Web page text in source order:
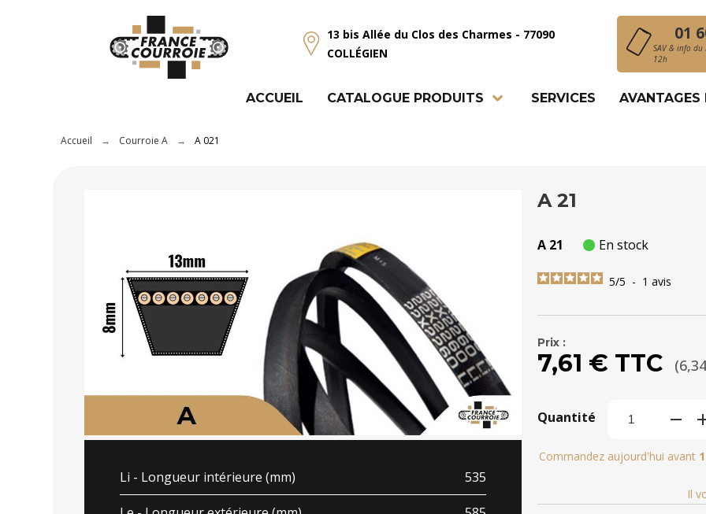
13 bis Allée du Clos des Charmes - 77090
COLLÉGIEN
01
SAV & info
12h
ACCUEIL CATALOGUE PRODUITS SERVICES AVANTAGES
Accueil Courroie A A 021
Li - Longueur intérieure (mm) 535
A 21
A 21 En stock
5/5 - 1 avis
Prix :
7,61 € TTC
Quantité
Commandez aujourd'hui avant
Il